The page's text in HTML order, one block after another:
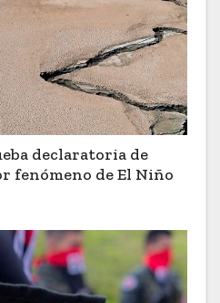
declaratoria de
fenómeno de El Niño